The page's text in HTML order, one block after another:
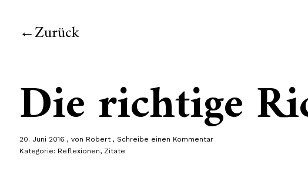
Zurück
Die richtige
20. Juni 2016 von Robert
Schreibe einen Kommentar
Kategorie: Reflexionen, Zitate